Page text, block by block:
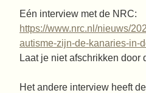
Eén interview met de NRC:
https://www.nrc.nl/nieuws/
autisme-zijn-de-kanaries-in-
Laat je niet afschrikken door
Het andere interview heeft